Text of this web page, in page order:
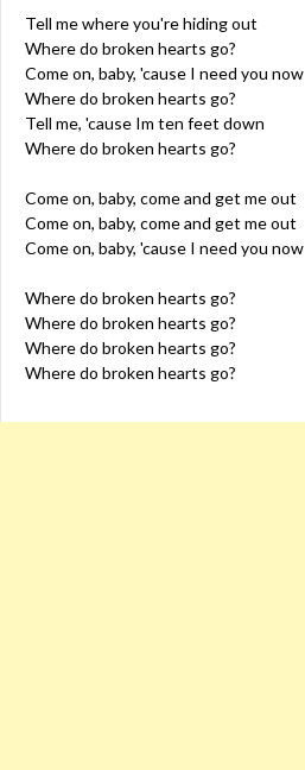
Tell me where you're hiding out
Where do broken hearts go?
Come on, baby, 'cause I need you now
Where do broken hearts go?
Tell me, 'cause Im ten feet down
Where do broken hearts go?
Come on, baby, come and get me out
Come on, baby, come and get me out
Come on, baby, 'cause I need you now
Where do broken hearts go?
Where do broken hearts go?
Where do broken hearts go?
Where do broken hearts go?